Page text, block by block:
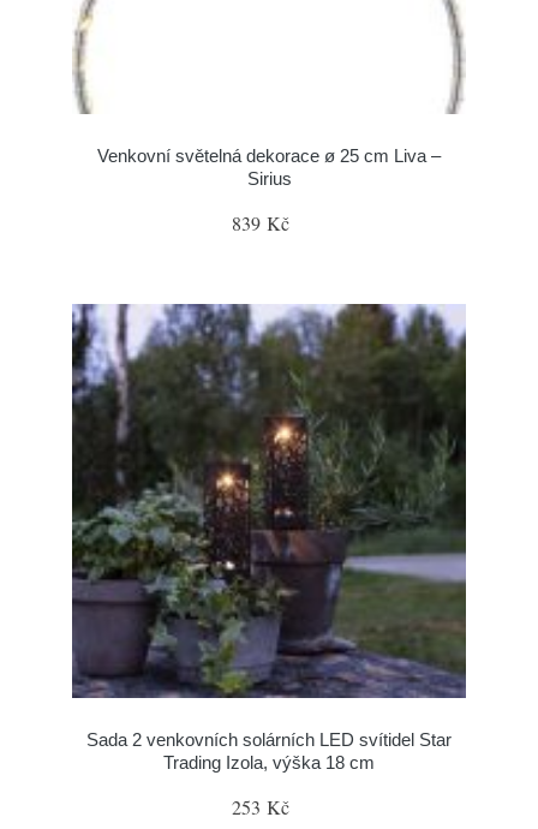
Venkovní světelná dekorace ø 25 cm Liva –
Sirius
839 Kč
Sada 2 venkovních solárních LED svítidel Star
Trading Izola, výška 18 cm
253 Kč